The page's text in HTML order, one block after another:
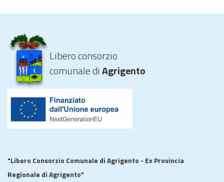
Libero consorzio
comunale diAgrigento
"Libero Consorzio Comunale di Agrigento - Ex Provincia
Regionale di Agrigento"